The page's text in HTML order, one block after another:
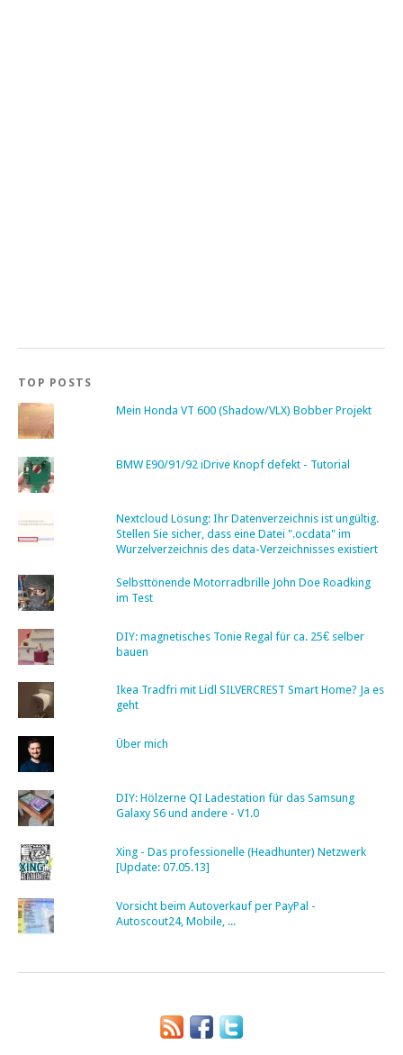
TOP POSTS
Mein Honda VT 600 (Shadow/VLX) Bobber Projekt
BMW E90/91/92 iDrive Knopf defekt - Tutorial
Nextcloud Lösung: Ihr Datenverzeichnis ist ungültig.
Stellen Sie sicher, dass eine Datei ".ocdata" im
Wurzelverzeichnis des data-Verzeichnisses existiert
Selbsttönende Motorradbrille John Doe Roadking
im Test
DIY: magnetisches Tonie Regal für ca. 25€ selber
bauen
Ikea Tradfri mit Lidl SILVERCREST Smart Home? Ja es
geht
Über mich
DIY: Hölzerne QI Ladestation für das Samsung
Galaxy S6 und andere - V1.0
Xing - Das professionelle (Headhunter) Netzwerk
[Update: 07.05.13]
Vorsicht beim Autoverkauf per PayPal -
Autoscout24, Mobile, ...